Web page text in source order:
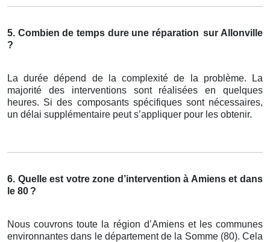
5. Combien de temps dure une réparation sur Allonville
?
La durée dépend de la complexité de la problème. La
majorité des interventions sont réalisées en quelques
heures. Si des composants spécifiques sont nécessaires,
un délai supplémentaire peut s’appliquer pour les obtenir.
6. Quelle est votre zone d’intervention à Amiens et dans
le 80 ?
Nous couvrons toute la région d’Amiens et les communes
environnantes dans le département de la Somme (80). Cela